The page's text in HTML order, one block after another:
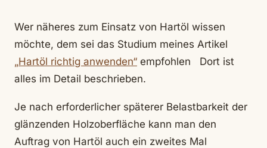
Wer näheres zum Einsatz von Hartöl wissen
möchte, dem sei das Studium meines Artikel
„Hartöl richtig anwenden“ empfohlen Dort ist
alles im Detail beschrieben.
Je nach erforderlicher späterer Belastbarkeit der
glänzenden Holzoberfläche kann man den
Auftrag von Hartöl auch ein zweites Mal